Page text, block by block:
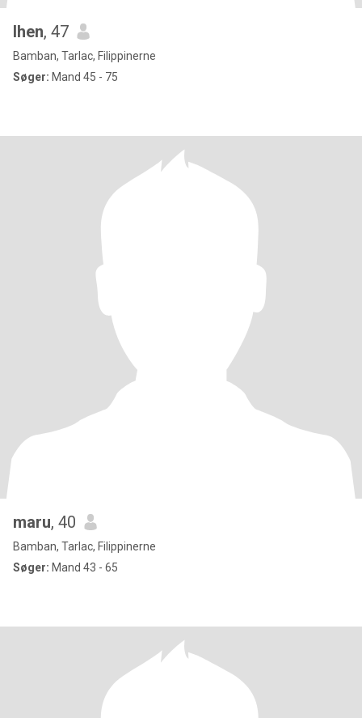
lhen, 47
Bamban, Tarlac, Filippinerne
Søger: Mand 45 - 75
maru, 40
Bamban, Tarlac, Filippinerne
Søger: Mand 43 - 65